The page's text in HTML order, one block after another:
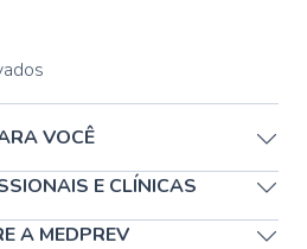
VOCÊ
E CLÍNICAS
A MEDPREV